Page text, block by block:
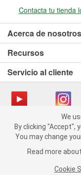
We use cookies on
to
You may change
Read more
Cookie
Contacta tu tienda
Acerca de nosotros
Recursos
Servicio al cliente
Copyright © 2008-2026
catalog_main
Política de privacidad
We
By clicking "Accept",
You may change
Read more
Cookie